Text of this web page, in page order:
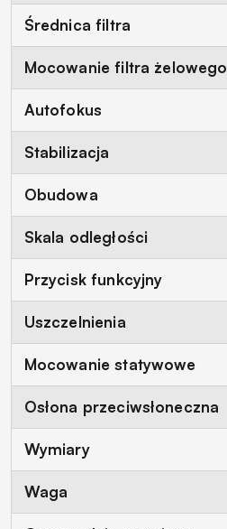
Średnica filtra
Mocowanie filtra żelowego
Autofokus
Stabilizacja
Obudowa
Skala odległości
Przycisk funkcyjny
Uszczelnienia
Mocowanie statywowe
Osłona przeciwsłoneczna
Wymiary
Waga